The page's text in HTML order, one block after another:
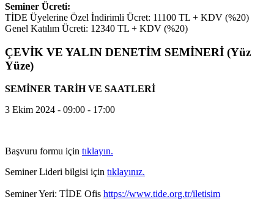
Seminer Ücreti:
TİDE Üyelerine Özel İndirimli Ücret: 11100 TL + KDV (%20)
Genel Katılım Ücreti: 12340 TL + KDV (%20)
ÇEVİK VE YALIN DENETİM SEMİNERİ (Yüz
Yüze)
SEMİNER TARİH VE SAATLERİ
3 Ekim 2024 - 09:00 - 17:00
Başvuru formu için tıklayın.
Seminer Lideri bilgisi için tıklayınız.
Seminer Yeri: TİDE Ofis https://www.tide.org.tr/iletisim